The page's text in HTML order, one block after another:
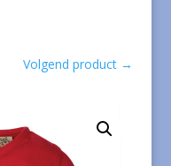
Volgend product →